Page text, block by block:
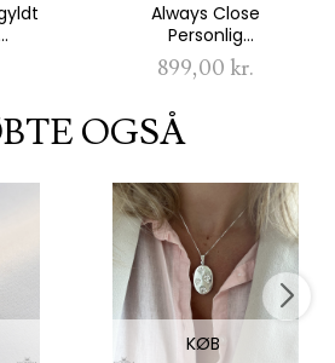
Always Close
Personlig
Bogstavhalskæde i
18k Forgyldt
899,00 kr.
OGSÅ
KØB